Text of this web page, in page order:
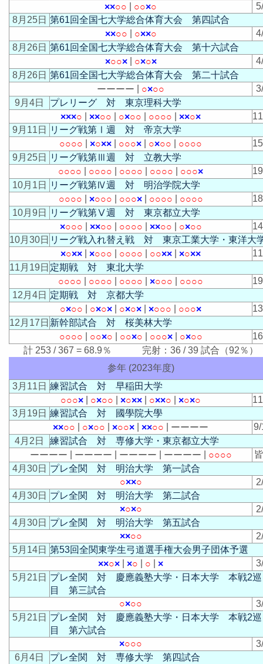
××○○ ○○×○
8月25日 第61回全国七大学総合体育大会 第四試合
××○○ ○××○
8月26日 第61回全国七大学総合体育大会 第十六試合
×○○×| ○×○×
8月26日 第61回全国七大学総合体育大会 第二十試合
ーーーー ○×○○
9月4日
プレリーグ 対 東京理科大学
×××○ ××○○ ○×○○ ○○○○ ××○×
9月11日
リーグ戦第Ⅰ週 対 帝京大学
○○○○ ×○×× ○○○× ○×○○ ○○○○
9月25日
リーグ戦第Ⅲ週 対 立教大学
○○○○ ○○○○ ○○○○ ○○○○ ○○○×
10月1日
リーグ戦第Ⅳ週 対 明治学院大学
○○○○ ×○○○ ○○○×| ○○○○ ○○○○
10月9日
リーグ戦第Ⅴ週 対 東京都立大学
×○○○ ××○○ ○○○○ ××○○ ○×○○
10月30日 リーグ戦入れ替え戦 対 東京工業大学・東洋大
×○×× ×○○○ ○○○○ ○○×× ×○××
11月19日 定期戦 対 東北大学
○○○○ ○○○○ ○○○○ ×○○○ ○○○○
12月4日 定期戦 対 京都大学
○×○○ ○×○× ○×○× ×○○○ ○○○×
12月17日 新幹部試合 対 桜美林大学
○○○○ ○○×○ ○○×○ ○○○×| ○×○○
計 253 / 367 = 68.9％ 完射：36 / 39 試合（92％）
参年 (2023年度)
3月11日 練習試合 対 早稲田大学
○○○× ○×○○ ×○×× ○××○ ×○×○
3月19日 練習試合 対 國學院大學
××○○ ○×○○ ×○○× ××○○ ーーーー
9/
4月2日
練習試合 対 専修大学・東京都立大学
ーーーー ーーーー ーーーー ーーーー ○○○○
4月30日 プレ全関 対 明治大学 第一試合
○××○
4月30日 プレ全関 対 明治大学 第二試合
×○×○
4月30日 プレ全関 対 明治大学 第五試合
××○○
5月14日 第53回全関東学生弓道選手権大会男子団体予選
××○× ×○ ○ ×
5月21日 プレ全関 対 慶應義塾大学・日本大学 本戦2巡
目 第三試合
○×○○
5月21日 プレ全関 対 慶應義塾大学・日本大学 本戦2巡
目 第六試合
×○○○
6月4日
プレ全関 対 専修大学 第四試合